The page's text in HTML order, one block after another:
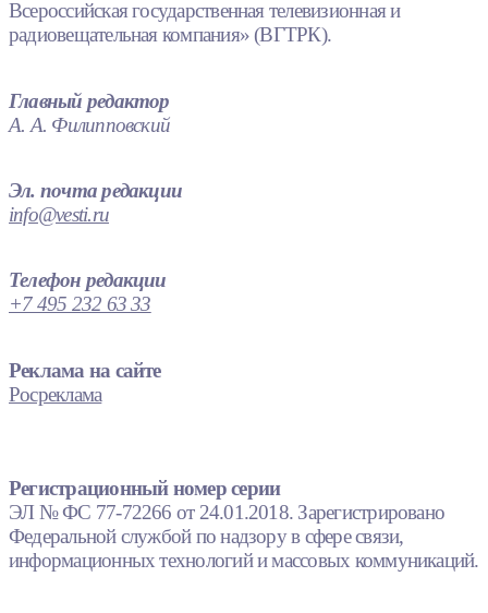
Всероссийская государственная телевизионная и
радиовещательная компания» (ВГТРК).
Главный редактор
А. А. Филипповский
Эл. почта редакции
info@vesti.ru
Телефон редакции
+7 495 232 63 33
Реклама на сайте
Росреклама
Регистрационный номер серии
ЭЛ № ФС 77-72266 от 24.01.2018. Зарегистрировано
Федеральной службой по надзору в сфере связи,
информационных технологий и массовых коммуникаций.